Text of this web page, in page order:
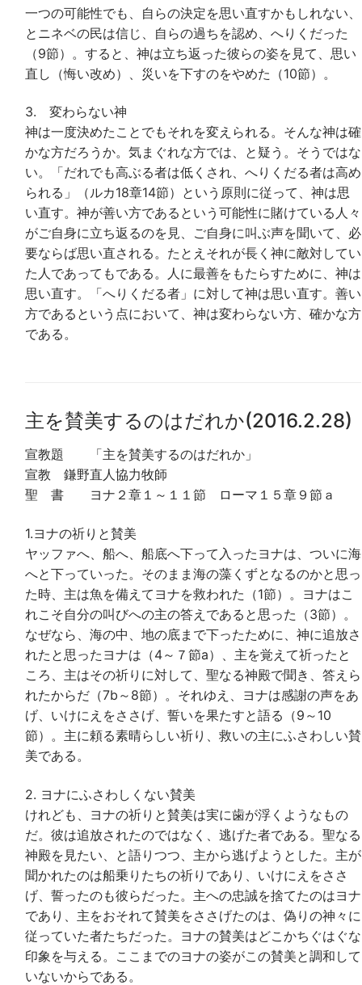
一つの可能性でも、自らの決定を思い直すかもしれない、
とニネベの民は信じ、自らの過ちを認め、へりくだった
（9節）。すると、神は立ち返った彼らの姿を見て、思い
直し（悔い改め）、災いを下すのをやめた（10節）。
3. 変わらない神
神は一度決めたことでもそれを変えられる。そんな神は確
かな方だろうか。気まぐれな方では、と疑う。そうではな
い。「だれでも高ぶる者は低くされ、へりくだる者は高め
られる」（ルカ18章14節）という原則に従って、神は思
い直す。神が善い方であるという可能性に賭けている人々
がご自身に立ち返るのを見、ご自身に叫ぶ声を聞いて、必
要ならば思い直される。たとえそれが長く神に敵対してい
た人であってもである。人に最善をもたらすために、神は
思い直す。「へりくだる者」に対して神は思い直す。善い
方であるという点において、神は変わらない方、確かな方
である。
主を賛美するのはだれか(2016.2.28)
宣教題 「主を賛美するのはだれか」
宣教 鎌野直人協力牧師
聖 書 ヨナ２章１～１１節 ローマ１５章９節ａ
1.ヨナの祈りと賛美
ヤッファへ、船へ、船底へ下って入ったヨナは、ついに海
へと下っていった。そのまま海の藻くずとなるのかと思っ
た時、主は魚を備えてヨナを救われた（1節）。ヨナはこ
れこそ自分の叫びへの主の答えであると思った（3節）。
なぜなら、海の中、地の底まで下ったために、神に追放さ
れたと思ったヨナは（4～７節a）、主を覚えて祈ったと
ころ、主はその祈りに対して、聖なる神殿で聞き、答えら
れたからだ（7b～8節）。それゆえ、ヨナは感謝の声をあ
げ、いけにえをささげ、誓いを果たすと語る（9～10
節）。主に頼る素晴らしい祈り、救いの主にふさわしい賛
美である。
2. ヨナにふさわしくない賛美
けれども、ヨナの祈りと賛美は実に歯が浮くようなもの
だ。彼は追放されたのではなく、逃げた者である。聖なる
神殿を見たい、と語りつつ、主から逃げようとした。主が
聞かれたのは船乗りたちの祈りであり、いけにえをささ
げ、誓ったのも彼らだった。主への忠誠を捨てたのはヨナ
であり、主をおそれて賛美をささげたのは、偽りの神々に
従っていた者たちだった。ヨナの賛美はどこかちぐはぐな
印象を与える。ここまでのヨナの姿がこの賛美と調和して
いないからである。